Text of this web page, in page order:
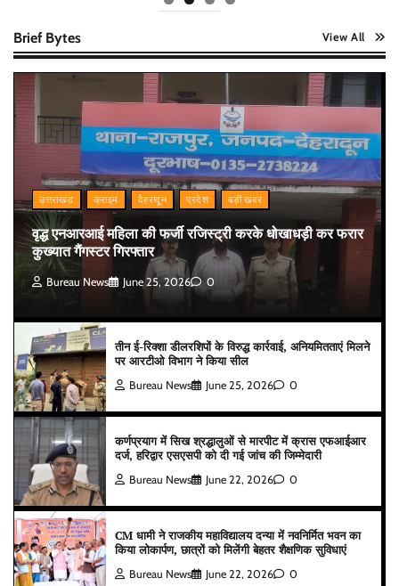
Brief Bytes View All
उत्तराखंड क्राइम देहरादून प्रदेश बड़ी खबर
वृद्ध एनआरआई महिला की फर्जी रजिस्ट्री करके धोखाधड़ी कर फरार
कुख्यात गैंगस्टर गिरफ्तार
Bureau News June 25, 2026 0
तीन ई-रिक्शा डीलरशिपों के विरुद्ध कार्रवाई, अनियमितताएं मिलने
पर आरटीओ विभाग ने किया सील
Bureau News June 25, 2026 0
कर्णप्रयाग में सिख श्रद्धालुओं से मारपीट में क्रास एफआईआर
दर्ज, हरिद्वार एसएसपी को दी गई जांच की जिम्मेदारी
Bureau News June 22, 2026 0
CM धामी ने राजकीय महाविद्यालय दन्या में नवनिर्मित भवन का
किया लोकार्पण, छात्रों को मिलेंगी बेहतर शैक्षणिक सुविधाएं
Bureau News June 22, 2026 0